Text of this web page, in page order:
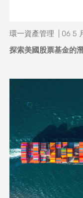
環一資產管理 | 06 5
探索美國股票基金的